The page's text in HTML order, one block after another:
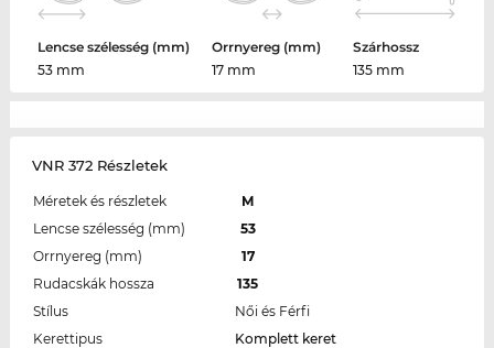
Lencse szélesség (mm)
53 mm
Orrnyereg (mm)
17 mm
Szárhossz
135 mm
VNR 372 Részletek
Méretek és részletek
M
Lencse szélesség (mm)
53
Orrnyereg (mm)
17
Rudacskák hossza
135
Stílus
Női és Férfi
Kerettipus
Komplett keret